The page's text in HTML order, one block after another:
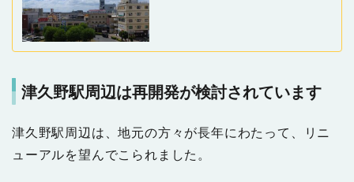
津久野駅周辺は再開発が検討されています
津久野駅周辺は、地元の方々が長年にわたって、リニ
ューアルを望んでこられました。